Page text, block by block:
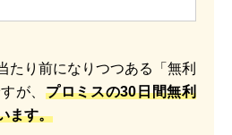
たり前になりつつある「無利
が、 プロミスの30日間無利
ます。